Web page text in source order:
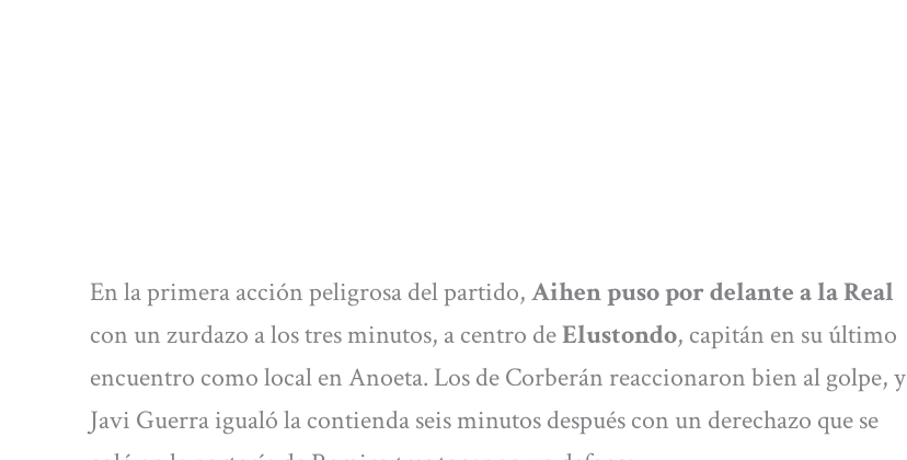
En la primera acción peligrosa del partido,Aihen puso por delante a la Real
con un zurdazo a los tres minutos, a centro deElustondo, capitán en su último
encuentro como local en Anoeta. Los de Corberán reaccionaron bien al golpe, y
Javi Guerra igualó la contienda seis minutos después con un derechazo que se